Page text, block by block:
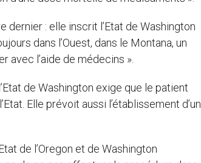
: elle inscrit l’Etat de Washington
dans l’Ouest, dans le Montana, un
avec l’aide de médecins ».
de Washington exige que le patient
Elle prévoit aussi l’établissement d’un
de l’Oregon et de Washington